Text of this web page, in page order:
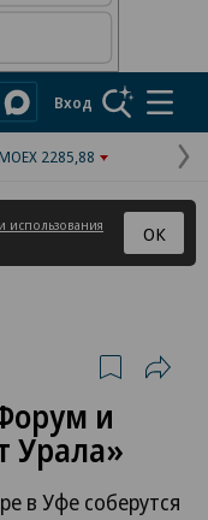
Вход
2285,88
использования
ОК
и
Урала»
в Уфе соберутся